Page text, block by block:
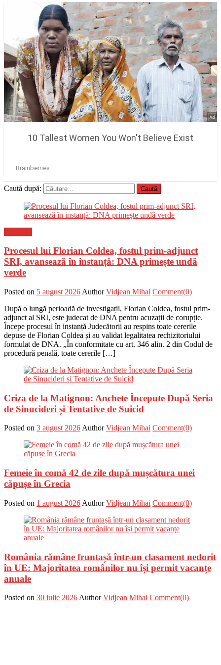
Caută după:
Procesul lui Florian Coldea, fostul prim-adjunct
SRI, avansează în instanță: DNA primește undă
verde
Posted on 5 august 2026 Author Vidjean Mihai Comment(0)
După o lungă perioadă de investigații, Florian Coldea, fostul prim-
adjunct al SRI, este judecat de DNA pentru acuzații de corupție.
Începe procesul în instanță Judecătorii au respins toate cererile
depuse de Florian Coldea și au validat legalitatea rechizitoriului
formulat de DNA. „În conformitate cu art. 346 alin. 2 din Codul de
procedură penală, toate cererile […]
Criza de la Matignon: Anchete Începute După Seria
de Sinucideri și Tentative de Suicid
Posted on 3 august 2026Author Vidjean Mihai Comment(0)
Femeie în comă 42 de zile după mușcătura unei
căpușe în Grecia
Posted on 1 august 2026 Author Vidjean Mihai Comment(0)
România rămâne fruntașă într-un clasament nedorit
în UE: Majoritatea românilor nu își permit vacanțe
anuale
Posted on 30 iulie 2026 Author Vidjean Mihai Comment(0)